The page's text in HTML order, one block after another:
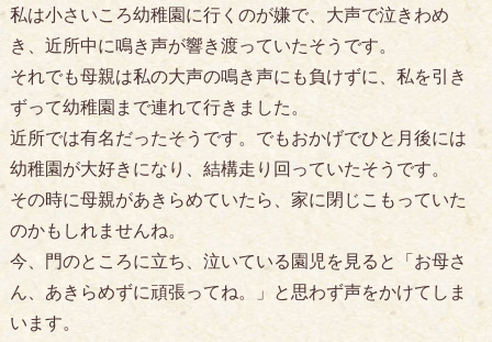
私は小さいころ幼稚園に行くのが嫌で、大声で泣きわめ
き、近所中に鳴き声が響き渡っていたそうです。
それでも母親は私の大声の鳴き声にも負けずに、私を引き
ずって幼稚園まで連れて行きました。
近所では有名だったそうです。でもおかげでひと月後には
幼稚園が大好きになり、結構走り回っていたそうです。
その時に母親があきらめていたら、家に閉じこもっていた
のかもしれませんね。
今、門のところに立ち、泣いている園児を見ると「お母さ
ん、あきらめずに頑張ってね。」と思わず声をかけてしま
います。